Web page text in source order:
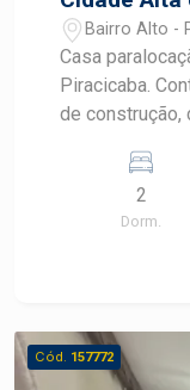
Bairro Alto -
Casa
Piracicaba.
de construção,
embutido na
banheiro,
visita
2
Dorm.
Cód. 157772